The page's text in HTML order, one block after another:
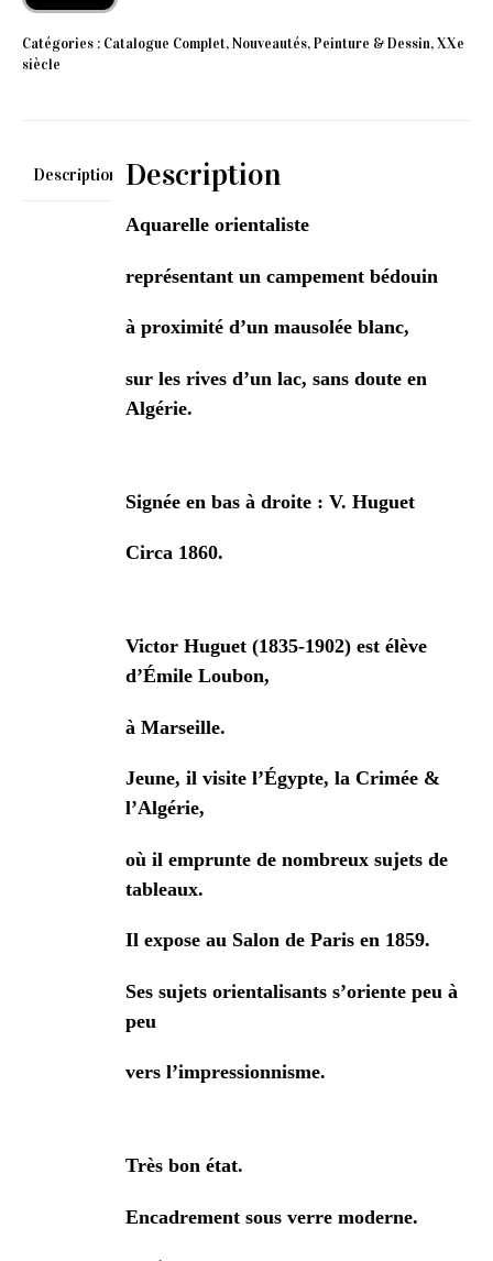
Catégories : Catalogue Complet,Nouveautés,Peinture & Dessin,XXe
siècle
Description Description
Aquarelle orientaliste
représentant un campement bédouin
à proximité d’un mausolée blanc,
sur les rives d’un lac, sans doute en
Algérie.
Signée en bas à droite : V. Huguet
Circa 1860.
Victor Huguet (1835-1902) est élève
d’Émile Loubon,
à Marseille.
Jeune, il visite l’Égypte, la Crimée &
l’Algérie,
où il emprunte de nombreux sujets de
tableaux.
Il expose au Salon de Paris en 1859.
Ses sujets orientalisants s’oriente peu à
peu
vers l’impressionnisme.
Très bon état.
Encadrement sous verre moderne.